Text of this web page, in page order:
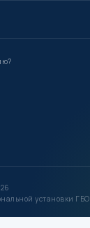
установки ГБО